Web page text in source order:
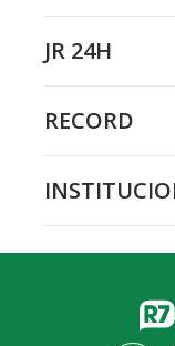
JR 24H
RECORD